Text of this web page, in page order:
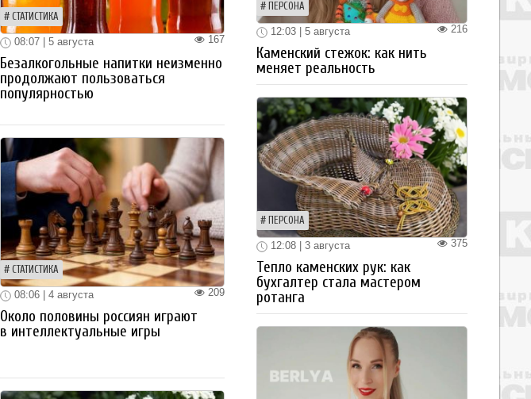
СТАТИСТИКА
167
08:07 | 5 августа
Безалкогольные напитки неизменно
продолжают пользоваться
популярностью
СТАТИСТИКА
209
08:06 | 4 августа
Около половины россиян играют
в интеллектуальные игры
ПЕРСОНА
216
12:03 | 5 августа
Каменский стежок: как нить
меняет реальность
ПЕРСОНА
375
12:08 | 3 августа
Тепло каменских рук: как
бухгалтер стала мастером
ротанга